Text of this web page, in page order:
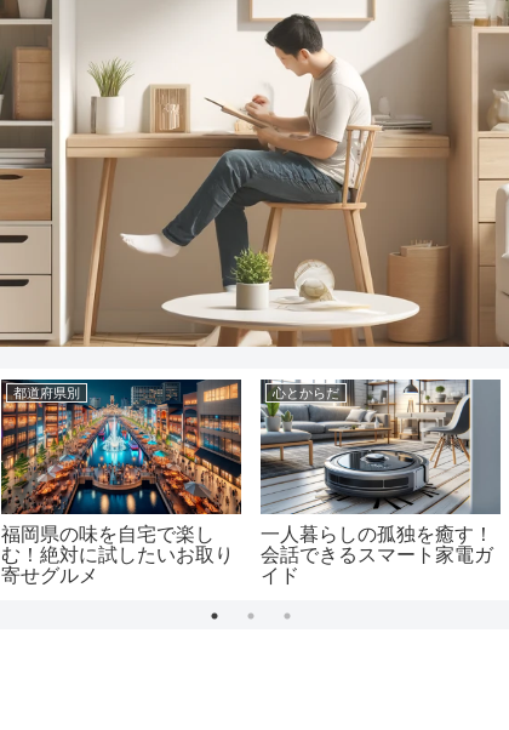
食料品
地ビールの醸造所訪問記：
あだちビール
都道府県別
石川からの美食旅！絶対に
試すべきお取り寄せグルメ
リスト